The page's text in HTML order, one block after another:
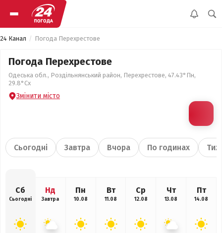
24 Канал Погода Перехрестове
Погода Перехрестове
Одеська обл., Роздільнянський район, Перехрестове, 47.43°Пн,
29.8°Сх
Змінити місто
Сьогодні Завтра Вчора По годинах
Сб
Сьогодні
Нд
Завтра
Пн
10.08
Вт
11.08
Ср
12.08
Чт
13.08
Пт
14.08